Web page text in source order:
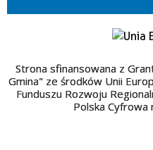
Strona sfinansowana z
Gmina" ze środków Unii
Funduszu Rozwoju
Polska Cyfrowa